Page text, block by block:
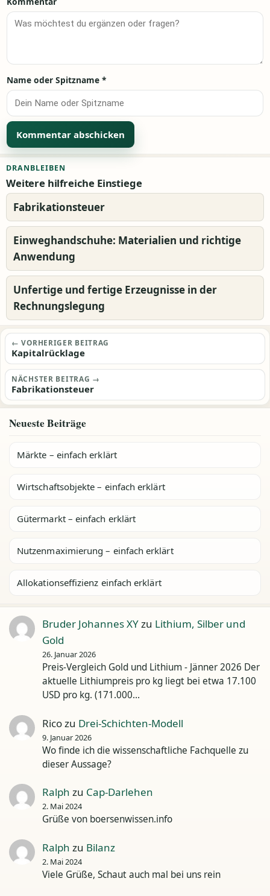
Name oder Spitzname *
DRANBLEIBEN
Weitere hilfreiche Einstiege
Fabrikationsteuer
Einweghandschuhe: Materialien und richtige
Anwendung
Unfertige und fertige Erzeugnisse in der
Rechnungslegung
Beitragsnavigation
← VORHERIGER BEITRAG
Kapitalrücklage
NÄCHSTER BEITRAG →
Fabrikationsteuer
Neueste Beiträge
Märkte – einfach erklärt
Wirtschaftsobjekte – einfach erklärt
Gütermarkt – einfach erklärt
Nutzenmaximierung – einfach erklärt
Allokationseffizienz einfach erklärt
Bruder Johannes XYzu Lithium, Silber und
Gold
26. Januar 2026
Preis-Vergleich Gold und Lithium - Jänner 2026 Der
aktuelle Lithiumpreis pro kg liegt bei etwa 17.100
USD pro kg. (171.000…
Ricozu Drei-Schichten-Modell
9. Januar 2026
Wo finde ich die wissenschaftliche Fachquelle zu
dieser Aussage?
Ralph zu Cap-Darlehen
2. Mai 2024
Grüße von boersenwissen.info
Ralph zu Bilanz
2. Mai 2024
Viele Grüße, Schaut auch mal bei uns rein